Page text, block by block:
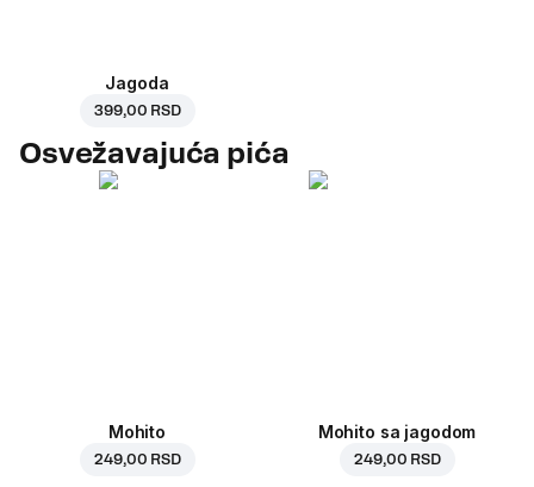
Jagoda
399,00 RSD
Osvežavajuća pića
Mohito
249,00 RSD
Mohito sa jagodom
249,00 RSD